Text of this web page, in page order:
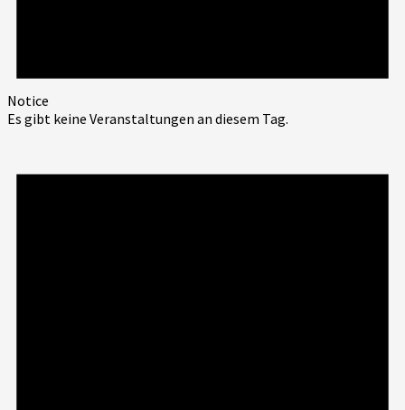
Notice
Es gibt keine Veranstaltungen an diesem Tag.